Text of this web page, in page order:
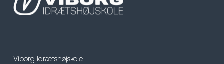
Viborg Idrætshøjskole